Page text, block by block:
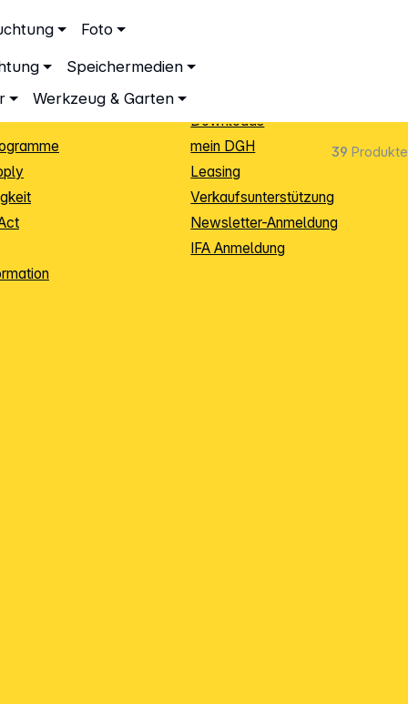
Foto
Speichermedien
Werkzeug & Garten
39 Produkte
Sendungsverfolgung
Downloads
mein DGH
Leasing
Verkaufsunterstützung
Newsletter-Anmeldung
IFA Anmeldung